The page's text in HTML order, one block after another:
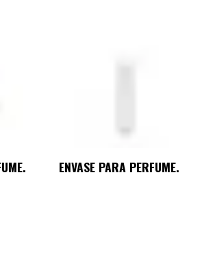
ENVASE PARA PERFUME.